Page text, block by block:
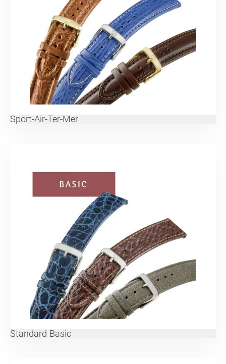
Sport-Air-Ter-Mer
Standard-Basic